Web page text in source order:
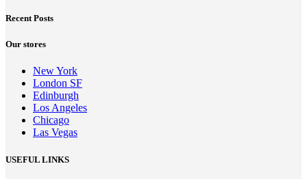
Recent Posts
Our stores
New York
London SF
Edinburgh
Los Angeles
Chicago
Las Vegas
USEFUL LINKS